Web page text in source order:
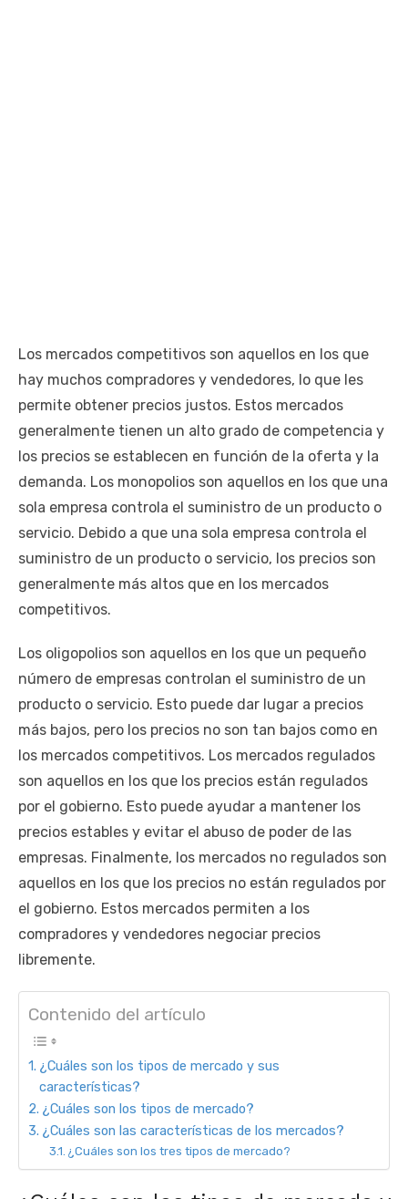
Los mercados competitivos son aquellos en los que
hay muchos compradores y vendedores, lo que les
permite obtener precios justos. Estos mercados
generalmente tienen un alto grado de competencia y
los precios se establecen en función de la oferta y la
demanda. Los monopolios son aquellos en los que una
sola empresa controla el suministro de un producto o
servicio. Debido a que una sola empresa controla el
suministro de un producto o servicio, los precios son
generalmente más altos que en los mercados
competitivos.
Los oligopolios son aquellos en los que un pequeño
número de empresas controlan el suministro de un
producto o servicio. Esto puede dar lugar a precios
más bajos, pero los precios no son tan bajos como en
los mercados competitivos. Los mercados regulados
son aquellos en los que los precios están regulados
por el gobierno. Esto puede ayudar a mantener los
precios estables y evitar el abuso de poder de las
empresas. Finalmente, los mercados no regulados son
aquellos en los que los precios no están regulados por
el gobierno. Estos mercados permiten a los
compradores y vendedores negociar precios
libremente.
Contenido del artículo
¿Cuáles son los tipos de mercado y sus
características?
¿Cuáles son los tipos de mercado?
¿Cuáles son las características de los mercados?
¿Cuáles son los tres tipos de mercado?